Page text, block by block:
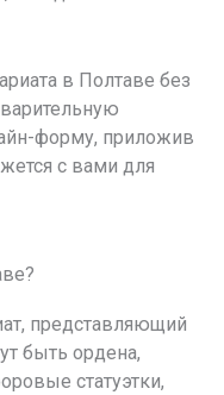
в Полтаве без
форму, приложив
с вами для
представляющий
быть ордена,
статуэтки,